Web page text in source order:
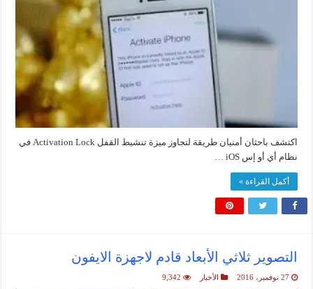
اكتشف باحثان أمنيان طريقة لتجاوز ميزة تنشيط القفل Activation Lock في
نظام أي أو إس iOS …
أكمل القراءة »
التصوير ثلاثي الأبعاد قادم لاجهزة الايفون
27 نوفمبر، 2016 الأخبار 9,342